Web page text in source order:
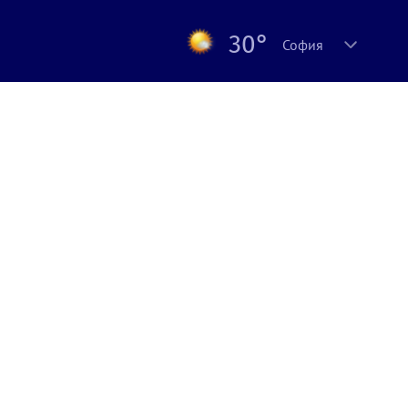
30° София